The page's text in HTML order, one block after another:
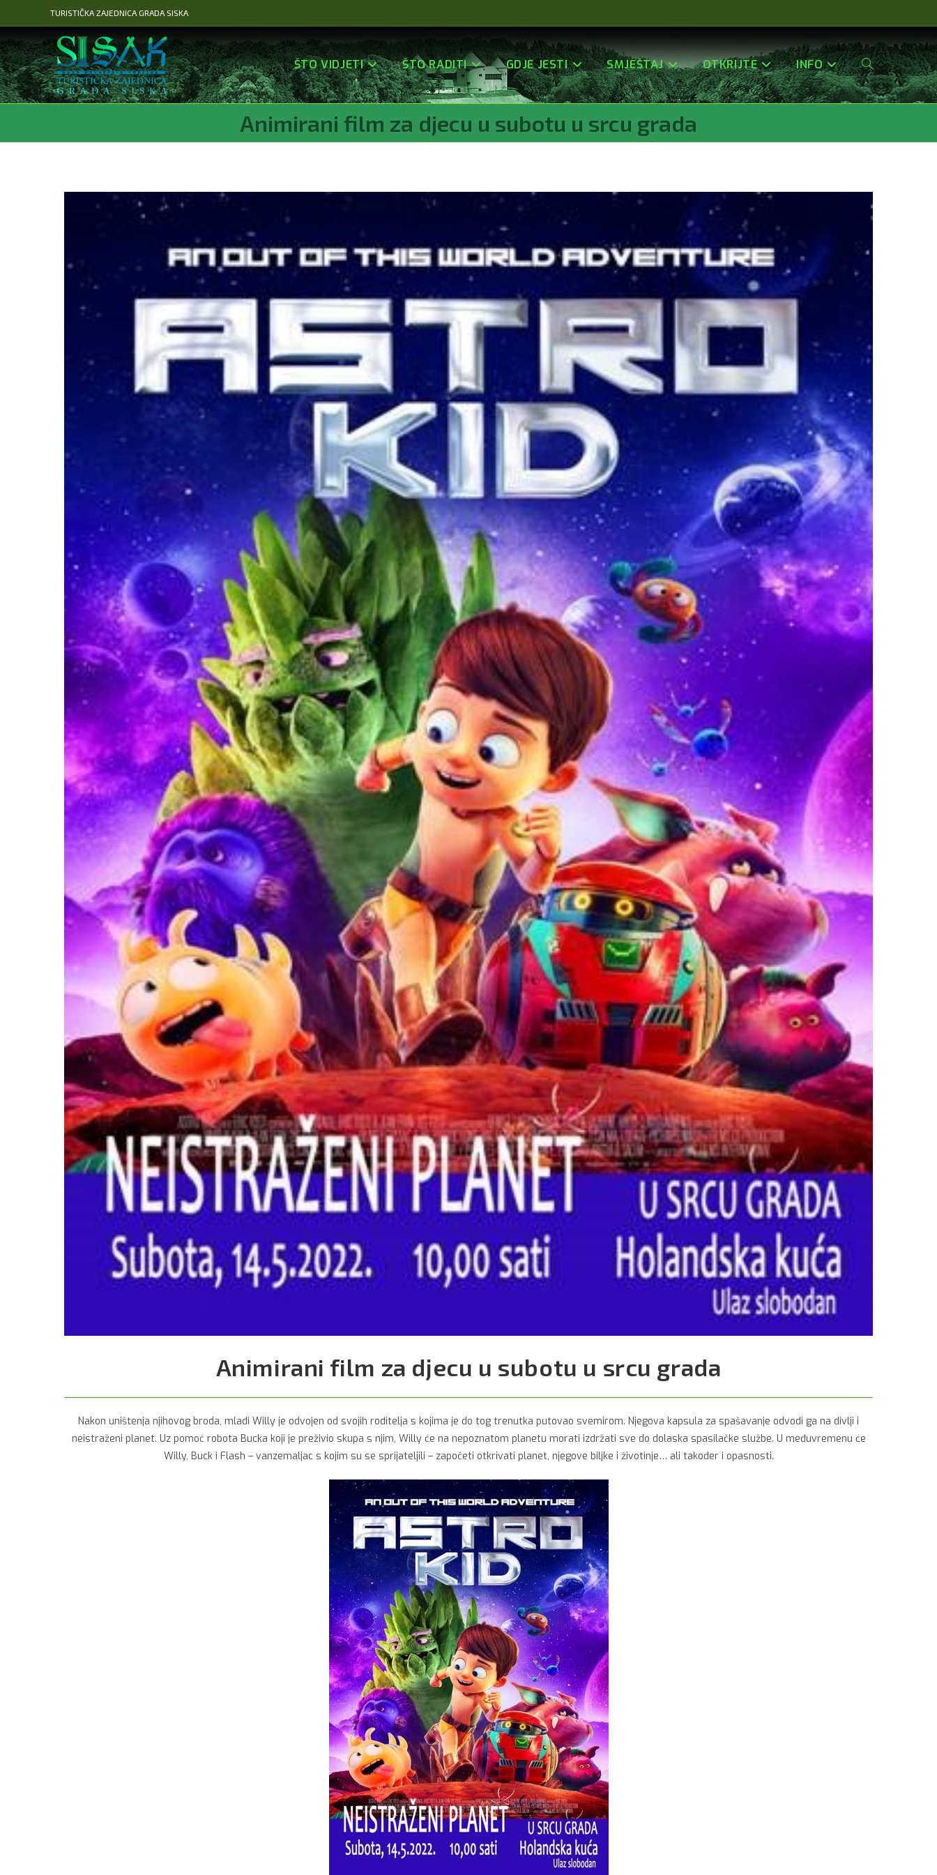
na
sadržaj
TURISTIČKA ZAJEDNICA GRADA SISKA
ŠTO VIDJETI ŠTO RADITI GDJE JESTI SMJEŠTAJ OTKRIJTE INFO Uključi/isključi
Web-
Animirani film za djecu u subotu u srcu grada
Animirani film za djecu u subotu u srcu grada
Nakon uništenja njihovog broda, mladi Willy je odvojen od svojih roditelja s kojima je do tog trenutka putovao svemirom. Njegova kapsula za spašavanje odvodi ga na divlji i
neistraženi planet. Uz pomoć robota Bucka koji je preživio skupa s njim, Willy će na nepoznatom planetu morati izdržati sve do dolaska spasilačke službe. U međuvremenu će
Willy, Buck i Flash – vanzemaljac s kojim su se sprijateljili – započeti otkrivati planet, njegove biljke i životinje… ali također i opasnosti.